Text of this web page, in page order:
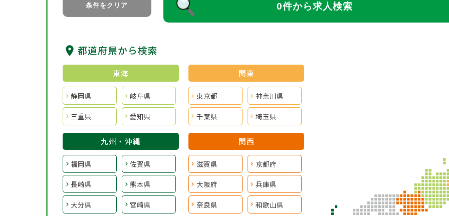
条件をクリア 0件から求人検索
都道府県から検索
東海
静岡県 岐阜県
三重県 愛知県
関東
東京都 神奈川県
千葉県 埼玉県
九州・沖縄
福岡県 佐賀県
長崎県 熊本県
大分県 宮崎県
関西
滋賀県 京都府
大阪府 兵庫県
奈良県 和歌山県